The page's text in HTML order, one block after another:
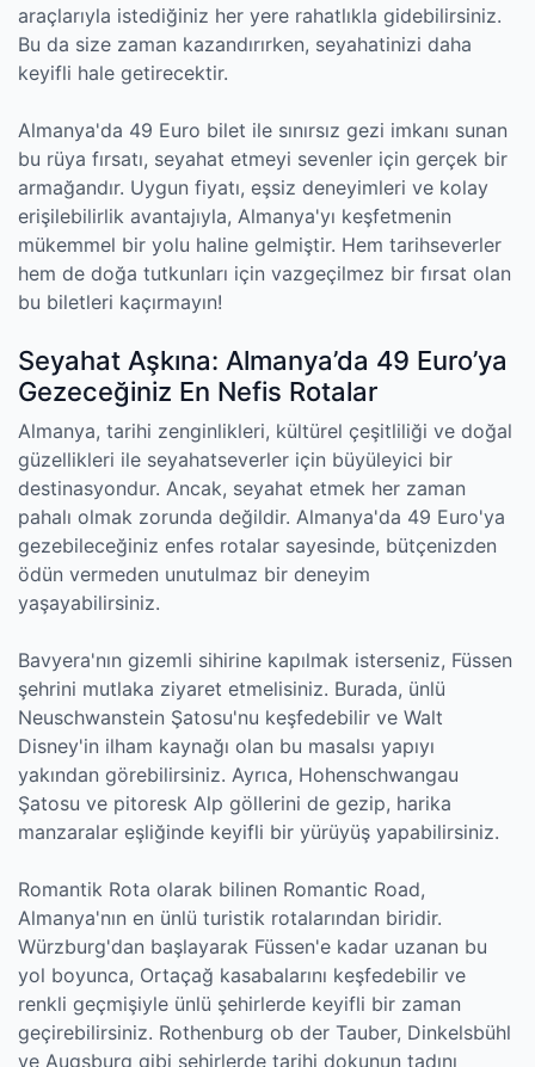
araçlarıyla istediğiniz her yere rahatlıkla gidebilirsiniz.
Bu da size zaman kazandırırken, seyahatinizi daha
keyifli hale getirecektir.
Almanya'da 49 Euro bilet ile sınırsız gezi imkanı sunan
bu rüya fırsatı, seyahat etmeyi sevenler için gerçek bir
armağandır. Uygun fiyatı, eşsiz deneyimleri ve kolay
erişilebilirlik avantajıyla, Almanya'yı keşfetmenin
mükemmel bir yolu haline gelmiştir. Hem tarihseverler
hem de doğa tutkunları için vazgeçilmez bir fırsat olan
bu biletleri kaçırmayın!
Seyahat Aşkına: Almanya’da 49 Euro’ya
Gezeceğiniz En Nefis Rotalar
Almanya, tarihi zenginlikleri, kültürel çeşitliliği ve doğal
güzellikleri ile seyahatseverler için büyüleyici bir
destinasyondur. Ancak, seyahat etmek her zaman
pahalı olmak zorunda değildir. Almanya'da 49 Euro'ya
gezebileceğiniz enfes rotalar sayesinde, bütçenizden
ödün vermeden unutulmaz bir deneyim
yaşayabilirsiniz.
Bavyera'nın gizemli sihirine kapılmak isterseniz, Füssen
şehrini mutlaka ziyaret etmelisiniz. Burada, ünlü
Neuschwanstein Şatosu'nu keşfedebilir ve Walt
Disney'in ilham kaynağı olan bu masalsı yapıyı
yakından görebilirsiniz. Ayrıca, Hohenschwangau
Şatosu ve pitoresk Alp göllerini de gezip, harika
manzaralar eşliğinde keyifli bir yürüyüş yapabilirsiniz.
Romantik Rota olarak bilinen Romantic Road,
Almanya'nın en ünlü turistik rotalarından biridir.
Würzburg'dan başlayarak Füssen'e kadar uzanan bu
yol boyunca, Ortaçağ kasabalarını keşfedebilir ve
renkli geçmişiyle ünlü şehirlerde keyifli bir zaman
geçirebilirsiniz. Rothenburg ob der Tauber, Dinkelsbühl
ve Augsburg gibi şehirlerde tarihi dokunun tadını